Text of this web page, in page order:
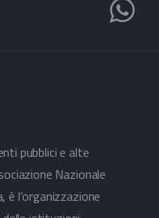
pubblici e alte
Nazionale
l’organizzazione